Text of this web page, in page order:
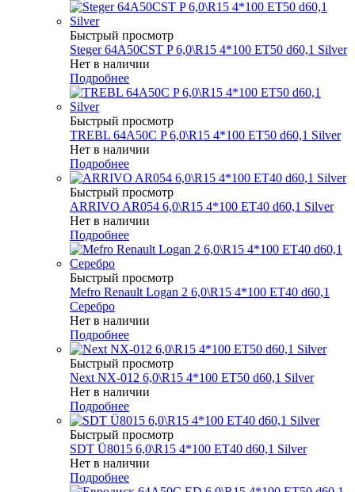
Быстрый просмотр
Steger 64A50CST P 6,0\R15 4*100 ET50 d60,1 Silver
Нет в наличии
Подробнее
Быстрый просмотр
TREBL 64A50C P 6,0\R15 4*100 ET50 d60,1 Silver
Нет в наличии
Подробнее
Быстрый просмотр
ARRIVO AR054 6,0\R15 4*100 ET40 d60,1 Silver
Нет в наличии
Подробнее
Быстрый просмотр
Mefro Renault Logan 2 6,0\R15 4*100 ET40 d60,1
Серебро
Нет в наличии
Подробнее
Быстрый просмотр
Next NX-012 6,0\R15 4*100 ET50 d60,1 Silver
Нет в наличии
Подробнее
Быстрый просмотр
SDT Ü8015 6,0\R15 4*100 ET40 d60,1 Silver
Нет в наличии
Подробнее